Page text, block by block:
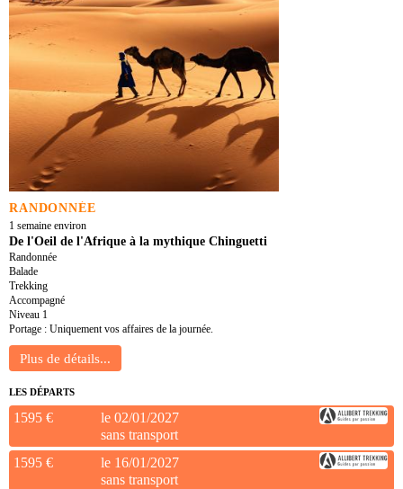
RANDONNÉE
1 semaine environ
De l'Oeil de l'Afrique à la mythique Chinguetti
Randonnée
Balade
Trekking
Accompagné
Niveau 1
Portage : Uniquement vos affaires de la journée.
LES DÉPARTS
1595 €
le 02/01/2027
sans transport
1595 €
le 16/01/2027
sans transport